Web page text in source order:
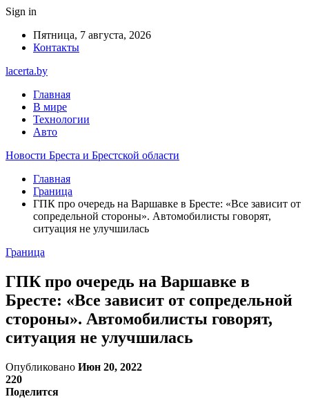
Sign in
Пятница, 7 августа, 2026
Контакты
lacerta.by
Главная
В мире
Технологии
Авто
Новости Бреста и Брестской области
Главная
Граница
ГПК про очередь на Варшавке в Бресте: «Все зависит от
сопредельной стороны». Автомобилисты говорят,
ситуация не улучшилась
Граница
ГПК про очередь на Варшавке в
Бресте: «Все зависит от сопредельной
стороны». Автомобилисты говорят,
ситуация не улучшилась
Опубликовано Июн 20, 2022
220
Поделится